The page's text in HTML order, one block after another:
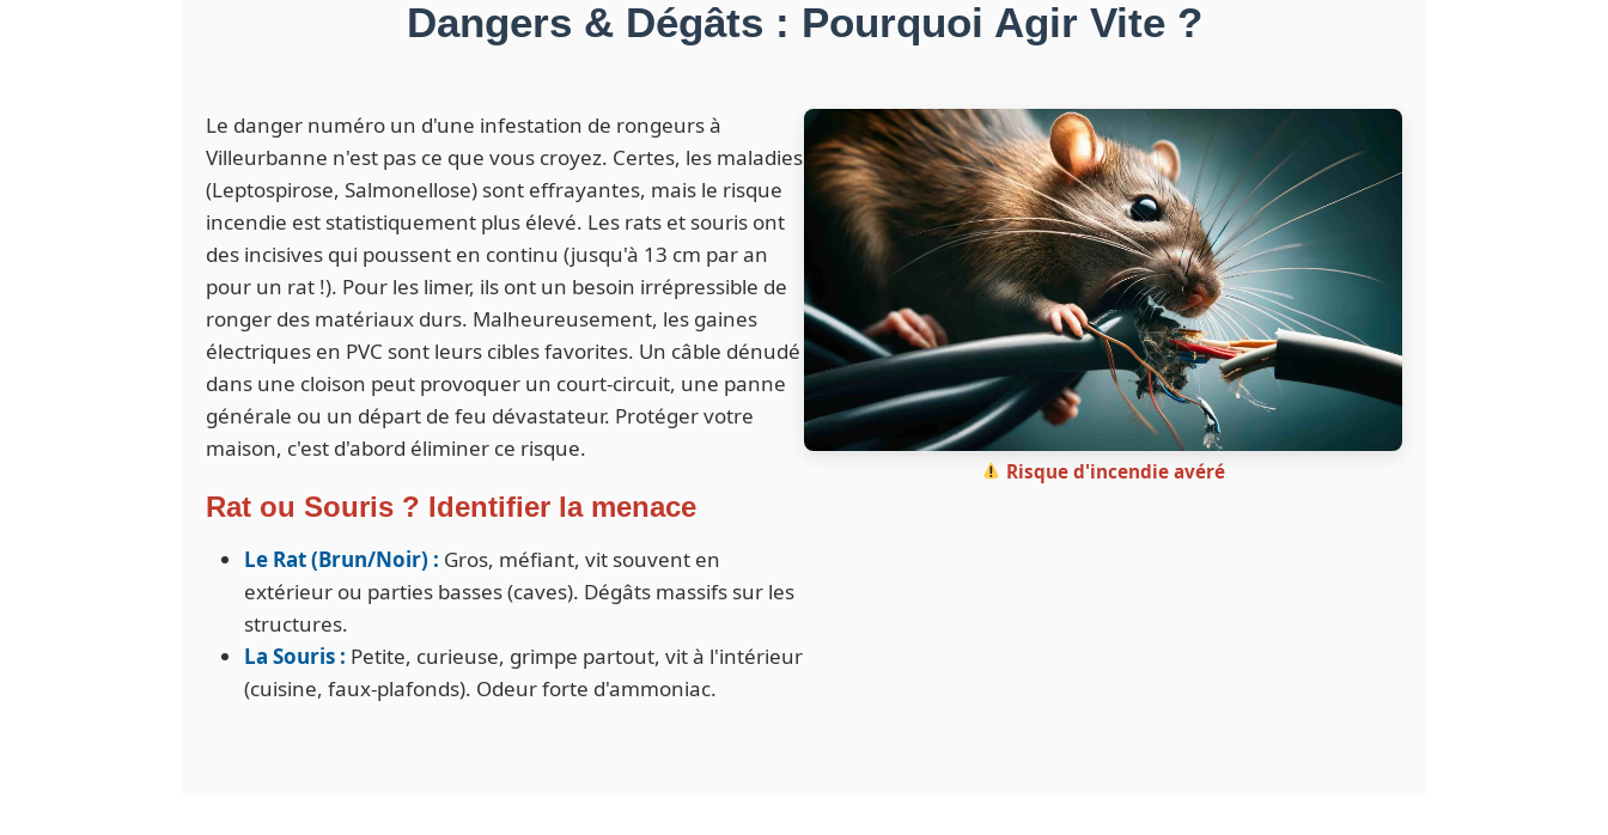
Dangers & Dégâts : Pourquoi Agir Vite ?
Le danger numéro un d'une infestation de rongeurs à
Villeurbanne n'est pas ce que vous croyez. Certes, les maladies
(Leptospirose, Salmonellose) sont effrayantes, mais le risque
incendie est statistiquement plus élevé. Les rats et souris ont
des incisives qui poussent en continu (jusqu'à 13 cm par an
pour un rat !). Pour les limer, ils ont un besoin irrépressible de
ronger des matériaux durs. Malheureusement, les gaines
électriques en PVC sont leurs cibles favorites. Un câble dénudé
dans une cloison peut provoquer un court-circuit, une panne
générale ou un départ de feu dévastateur. Protéger votre
maison, c'est d'abord éliminer ce risque.
Rat ou Souris ? Identifier la menace
Le Rat (Brun/Noir) : Gros, méfiant, vit souvent en
extérieur ou parties basses (caves). Dégâts massifs sur les
structures.
La Souris : Petite, curieuse, grimpe partout, vit à l'intérieur
(cuisine, faux-plafonds). Odeur forte d'ammoniac.
Risque d'incendie avéré